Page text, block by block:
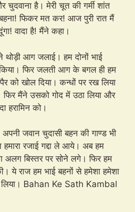
है। मेरी चूत की गर्मी शांत
फिकर मत कर! आज पुरी रात मैं
वादा है! मैंने कहा।
थोड़ी आग जलाई। हम दोनों भाई
फिर जलती आग के बगल ही हम
को खोल दिया। कन्धों पर रख लिया
मैंने उसको गोद में उठा लिया और
हरामिन को।
जवान चुदासी बहन की गाण्ड भी
हमारा रजाई गद्दा ले आये। अब हम
बिस्तर पर सोने लगे। फिर हम
ये राज हम भाई बहनों से हमेशा हमेशा
लिया। Bahan Ke Sath Kambal